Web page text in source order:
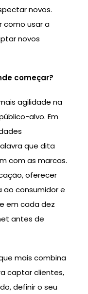
novos.
como usar a
novos
começar?
agilidade na
alvo. Em
que dita
com as marcas.
oferecer
ao consumidor e
em cada dez
antes de
mais combina
captar clientes,
definir o seu